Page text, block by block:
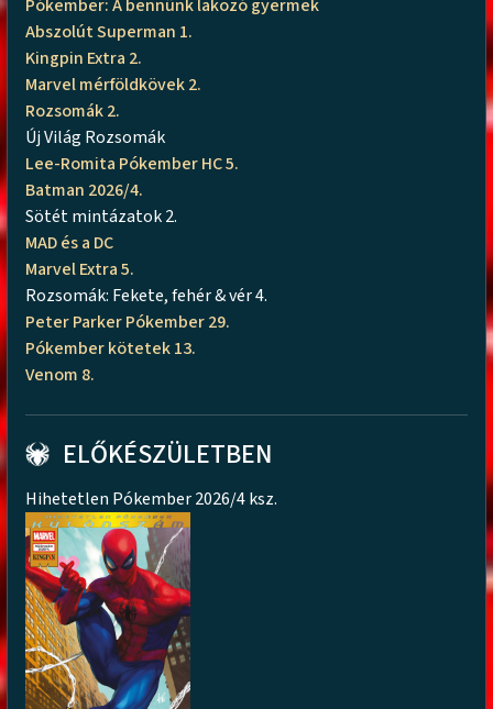
Pókember: A bennünk lakozó gyermek
Abszolút Superman 1.
Kingpin Extra 2.
Marvel mérföldkövek 2.
Rozsomák 2.
Új Világ Rozsomák
Lee-Romita Pókember HC 5.
Batman 2026/4.
Sötét mintázatok 2.
MAD és a DC
Marvel Extra 5.
Rozsomák: Fekete, fehér & vér 4.
Peter Parker Pókember 29.
Pókember kötetek 13.
Venom 8.
ELŐKÉSZÜLETBEN
Hihetetlen Pókember 2026/4 ksz.